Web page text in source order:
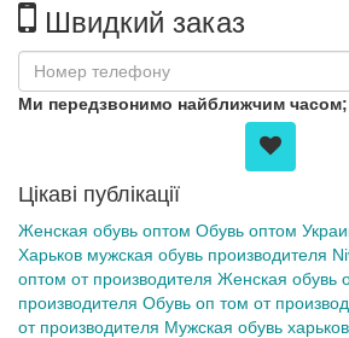
Швидкий заказ
Ми передзвонимо найближчим часом;
Цікаві публікації
Женская обувь оптом Обувь оптом
Харьков мужская обувь производителя
оптом от производителя Женская обувь
производителя Обувь оп том от
от производителя Мужская обувь